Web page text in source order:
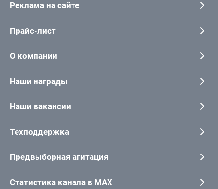
Реклама на сайте
Прайс-лист
О компании
Наши награды
Наши вакансии
Техподдержка
Предвыборная агитация
Статистика канала в MAX